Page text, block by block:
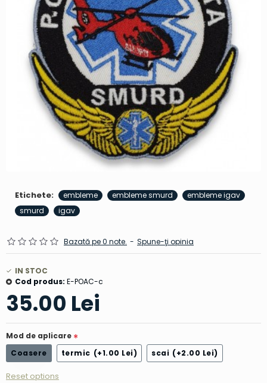
Etichete: embleme embleme smurd
embleme igav
smurd
igav
Bazată pe 0 note. - Spune-ţi opinia
35.00 Lei
IN STOC
Cod produs: E-POAC-c
Mod de aplicare
Coasere
termic (+1.00 Lei) scai (+2.00 Lei)
Reset options